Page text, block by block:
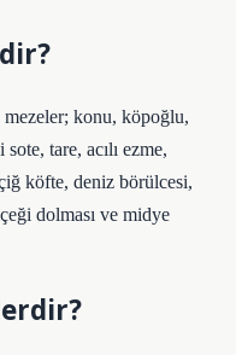
konu, köpoğlu,
tare, acılı ezme,
köfte, deniz börülcesi,
dolması ve midye